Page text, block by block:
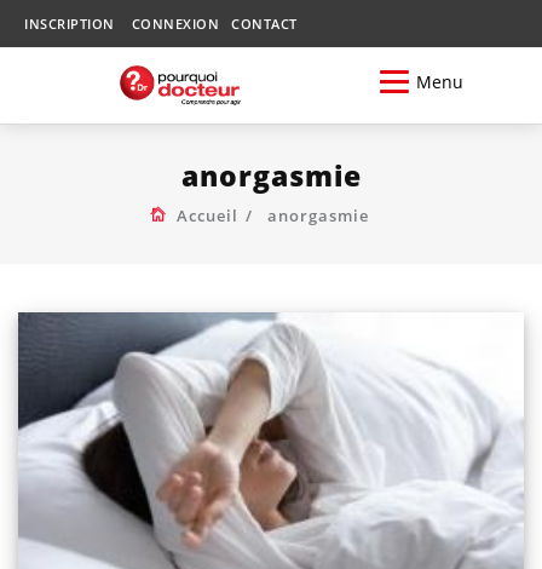
INSCRIPTION CONNEXION CONTACT
Menu
anorgasmie
Accueil anorgasmie